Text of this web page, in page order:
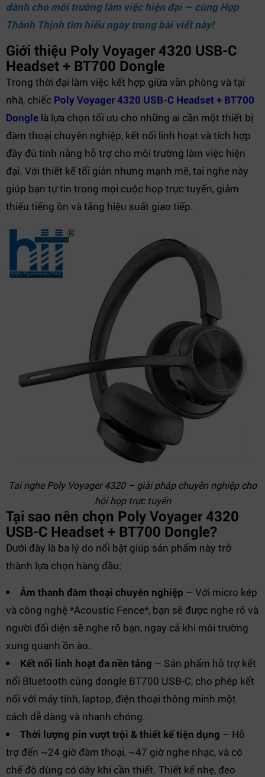
dành cho môi trường làm việc hiện đại — cùng Hợp
Thành Thịnh tìm hiểu ngay trong bài viết này!
Giới thiệu Poly Voyager 4320 USB-C
Headset + BT700 Dongle
Trong thời đại làm việc kết hợp giữa văn phòng và tại
nhà, chiếc Poly Voyager 4320 USB-C Headset + BT700
Dongle là lựa chọn tối ưu cho những ai cần một thiết bị
đàm thoại chuyên nghiệp, kết nối linh hoạt và tích hợp
đầy đủ tính năng hỗ trợ cho môi trường làm việc hiện
đại. Với thiết kế tối giản nhưng mạnh mẽ, tai nghe này
giúp bạn tự tin trong mọi cuộc họp trực tuyến, giảm
thiểu tiếng ồn và tăng hiệu suất giao tiếp.
Tai nghe Poly Voyager 4320 – giải pháp chuyên nghiệp cho
hội họp trực tuyến
Tại sao nên chọn Poly Voyager 4320
USB-C Headset + BT700 Dongle?
Dưới đây là ba lý do nổi bật giúp sản phẩm này trở
thành lựa chọn hàng đầu:
Âm thanh đàm thoại chuyên nghiệp – Với micro kép
và công nghệ *Acoustic Fence*, bạn sẽ được nghe rõ và
người đối diện sẽ nghe rõ bạn, ngay cả khi môi trường
xung quanh ồn ào.
Kết nối linh hoạt đa nền tảng – Sản phẩm hỗ trợ kết
nối Bluetooth cùng dongle BT700 USB-C, cho phép kết
nối với máy tính, laptop, điện thoại thông minh một
cách dễ dàng và nhanh chóng.
Thời lượng pin vượt trội & thiết kế tiện dụng – Hỗ
trợ đến ~24 giờ đàm thoại, ~47 giờ nghe nhạc, và có
chế độ dùng có dây khi cần thiết. Thiết kế nhẹ, đeo